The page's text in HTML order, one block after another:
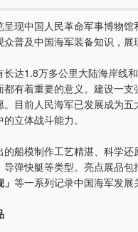
呈现中国人民革命军事博物
众普及中国海军装备知识，展
长达1.8万多公里大陆海岸线
都有着重要的意义。建设一
。目前人民海军已发展成为
立体战斗能力。
的船模制作工艺精湛、科学
导弹快艇等类型。亮点展品
等一系列记录中国海军发展